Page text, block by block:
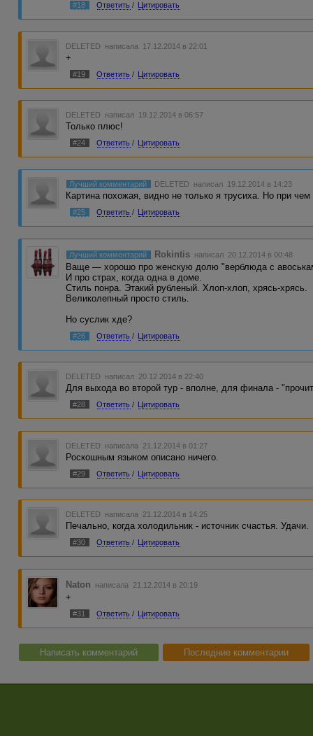
#18 Ответить / Цитировать
DELETED написала 17.12.2014 в 22:01
+
#19 Ответить / Цитировать
DELETED написал 19.12.2014 в 06:57
Только плюс!
#24 Ответить / Цитировать
Лучший комментарий DELETED написал 19.12.2014 в 14:23
Картина похожая, видно не только я трусиха. Но при чем
#25 Ответить / Цитировать
Лучший комментарий Rokintis написал 20.12.2014 в 00:48
Ваще — хорошо про женскую долю "верблюда с
И про страх, когда одна в доме.
Стиль понра. Этакий рубленый. Хлоп-хлоп, хрясь-хрясь.
Великолепный просто стиль.
Но суслик хде?
#26 Ответить / Цитировать
DELETED написал 20.12.2014 в 22:40
Для выхода во второй тур - вполне, для финала -
#28 Ответить / Цитировать
DELETED написала 21.12.2014 в 01:27
Роскошным языком описано ничего.
#29 Ответить / Цитировать
DELETED написала 21.12.2014 в 14:25
Печально, когда холодильник - источник счастья. Удачи.
#30 Ответить / Цитировать
Naton написала 21.12.2014 в 20:19
+
#31 Ответить / Цитировать
Написать комментарий Последние комментарии